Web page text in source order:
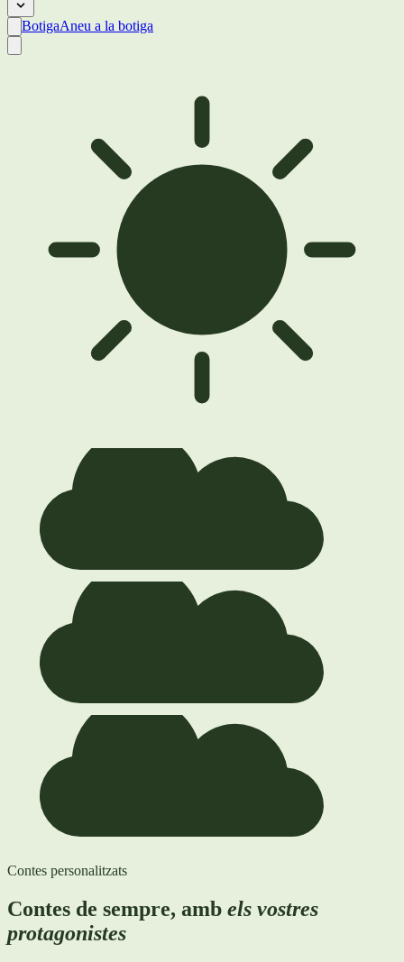
BotigaAneu a la botiga
Contes personalitzats
Contes de sempre, amb els vostres
protagonistes